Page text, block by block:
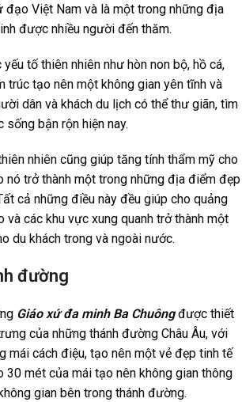
đạo Việt Nam và là một trong những địa
được nhiều người đến thăm.
tố thiên nhiên như hòn non bộ, hồ cá,
trúc tạo nên một không gian yên tĩnh và
dân và khách du lịch có thể thư giãn, tìm
sống bận rộn hiện nay.
nhiên cũng giúp tăng tính thẩm mỹ cho
nó trở thành một trong những địa điểm đẹp
cả những điều này đều giúp cho quảng
và các khu vực xung quanh trở thành một
du khách trong và ngoài nước.
đường
Giáo xứ đa minh Ba Chuôngđược thiết
của những thánh đường Châu Âu, với
mái cách điệu, tạo nên một vẻ đẹp tinh tế
30 mét của mái tạo nên không gian thông
gian bên trong thánh đường.